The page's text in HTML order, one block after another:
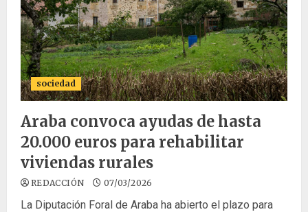
sociedad
Araba convoca ayudas de hasta
20.000 euros para rehabilitar
viviendas rurales
REDACCIÓN 07/03/2026
La Diputación Foral de Araba ha abierto el plazo para